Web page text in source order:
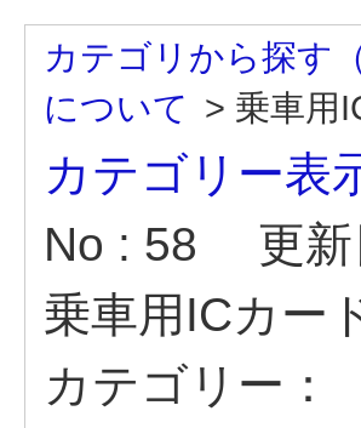
カテゴリから探す
について > 乗車用
カテゴリー表
No : 58
更
乗車用ICカー
カテゴリー：